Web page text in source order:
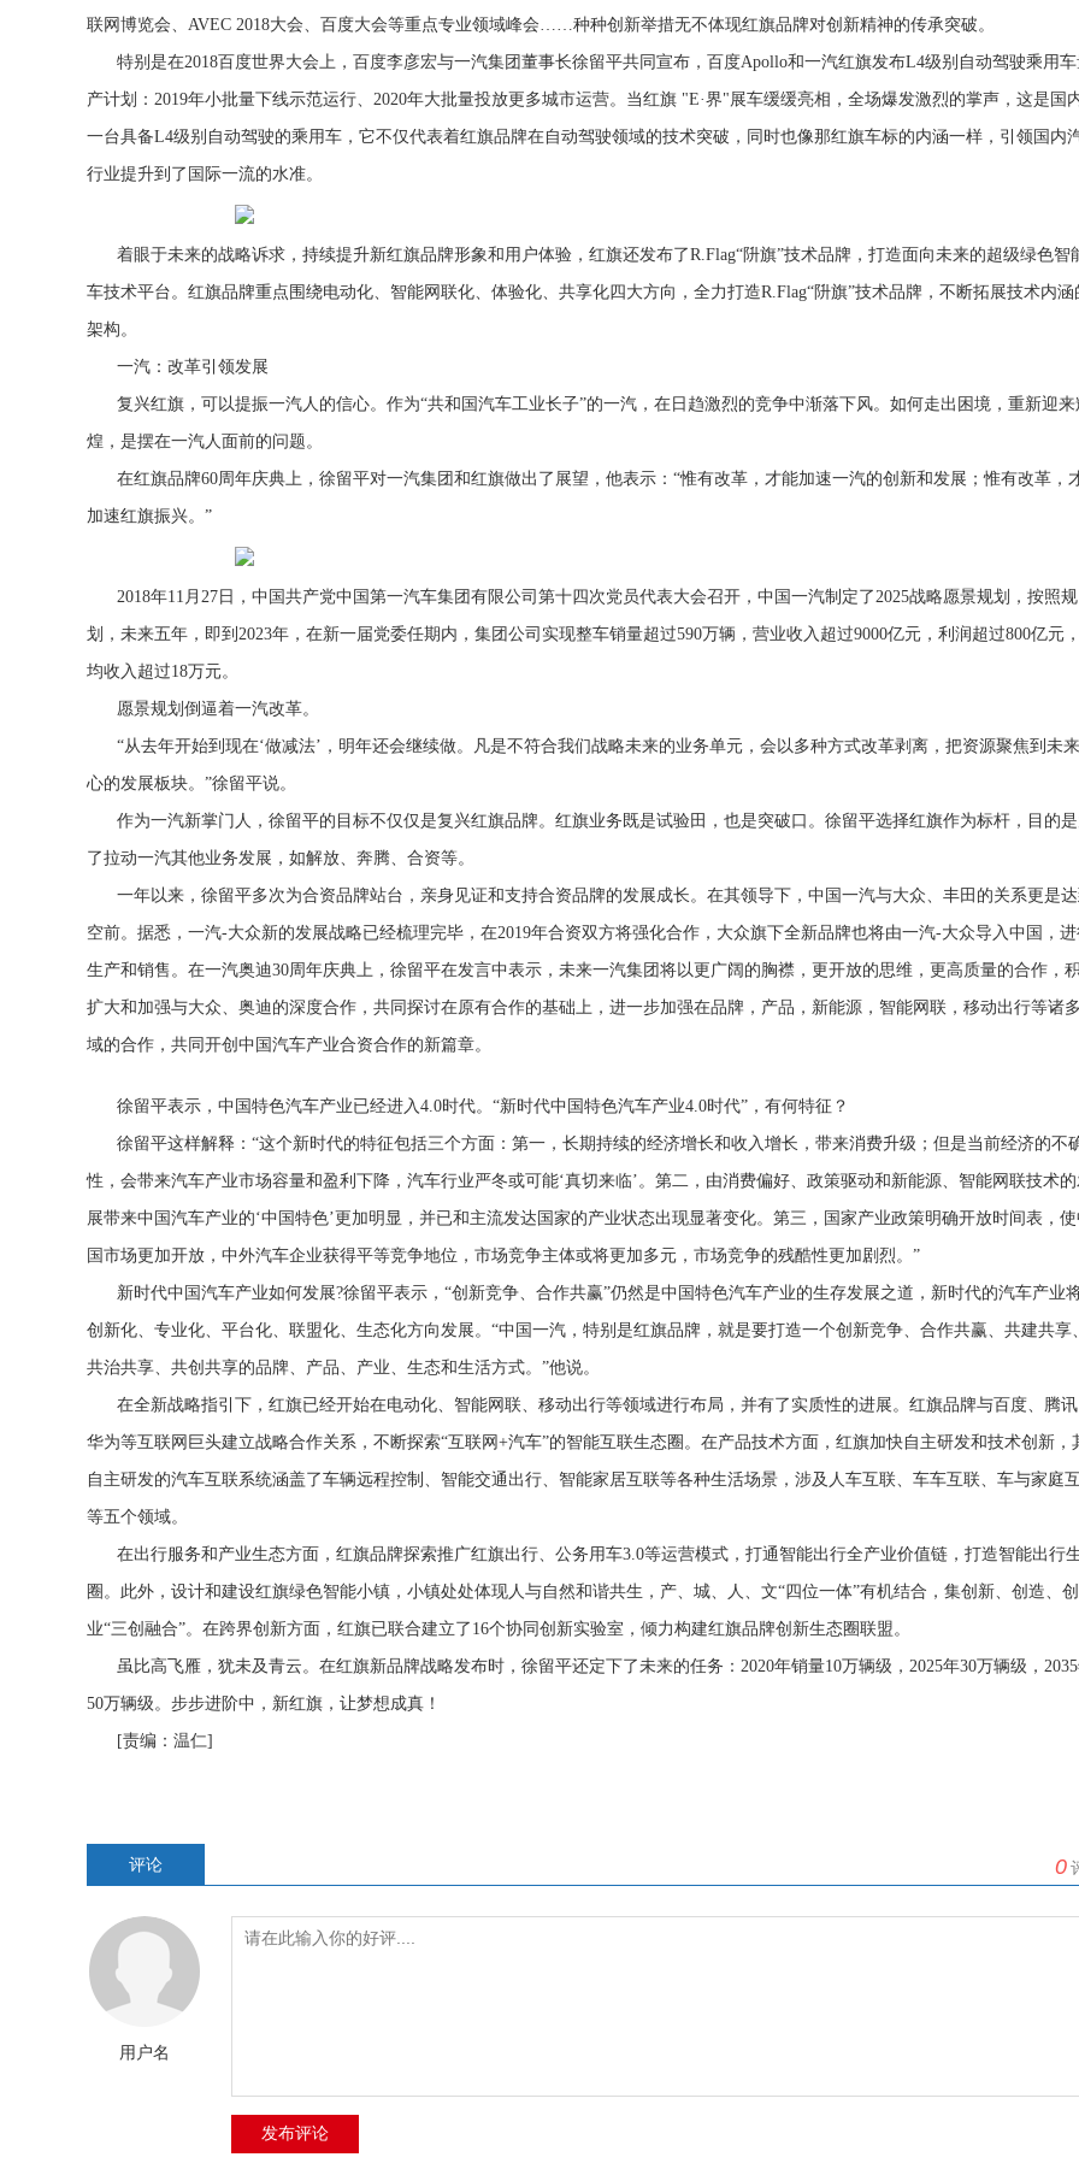
联网博览会、AVEC 2018大会、百度大会等重点专业领域峰会……种种创新举措无不体现红旗品牌对创新精神的传承突破。
特别是在2018百度世界大会上，百度李彦宏与一汽集团董事长徐留平共同宣布，百度Apollo和一汽红旗发布L4级别自动驾驶乘用
产计划：2019年小批量下线示范运行、2020年大批量投放更多城市运营。当红旗 "E·界"展车缓缓亮相，全场爆发激烈的掌声，这是国
一台具备L4级别自动驾驶的乘用车，它不仅代表着红旗品牌在自动驾驶领域的技术突破，同时也像那红旗车标的内涵一样，引领国内
行业提升到了国际一流的水准。
着眼于未来的战略诉求，持续提升新红旗品牌形象和用户体验，红旗还发布了R.Flag“阩旗”技术品牌，打造面向未来的超级绿色智
车技术平台。红旗品牌重点围绕电动化、智能网联化、体验化、共享化四大方向，全力打造R.Flag“阩旗”技术品牌，不断拓展技术内涵
架构。
一汽：改革引领发展
复兴红旗，可以提振一汽人的信心。作为“共和国汽车工业长子”的一汽，在日趋激烈的竞争中渐落下风。如何走出困境，重新迎来
煌，是摆在一汽人面前的问题。
在红旗品牌60周年庆典上，徐留平对一汽集团和红旗做出了展望，他表示：“惟有改革，才能加速一汽的创新和发展；惟有改革，
加速红旗振兴。”
2018年11月27日，中国共产党中国第一汽车集团有限公司第十四次党员代表大会召开，中国一汽制定了2025战略愿景规划，按照规
划，未来五年，即到2023年，在新一届党委任期内，集团公司实现整车销量超过590万辆，营业收入超过9000亿元，利润超过800亿元
均收入超过18万元。
愿景规划倒逼着一汽改革。
“从去年开始到现在‘做减法’，明年还会继续做。凡是不符合我们战略未来的业务单元，会以多种方式改革剥离，把资源聚焦到未
心的发展板块。”徐留平说。
作为一汽新掌门人，徐留平的目标不仅仅是复兴红旗品牌。红旗业务既是试验田，也是突破口。徐留平选择红旗作为标杆，目的
了拉动一汽其他业务发展，如解放、奔腾、合资等。
一年以来，徐留平多次为合资品牌站台，亲身见证和支持合资品牌的发展成长。在其领导下，中国一汽与大众、丰田的关系更是达
空前。据悉，一汽-大众新的发展战略已经梳理完毕，在2019年合资双方将强化合作，大众旗下全新品牌也将由一汽-大众导入中国，
生产和销售。在一汽奥迪30周年庆典上，徐留平在发言中表示，未来一汽集团将以更广阔的胸襟，更开放的思维，更高质量的合作，
扩大和加强与大众、奥迪的深度合作，共同探讨在原有合作的基础上，进一步加强在品牌，产品，新能源，智能网联，移动出行等诸
域的合作，共同开创中国汽车产业合资合作的新篇章。
徐留平表示，中国特色汽车产业已经进入4.0时代。“新时代中国特色汽车产业4.0时代”，有何特征？
徐留平这样解释：“这个新时代的特征包括三个方面：第一，长期持续的经济增长和收入增长，带来消费升级；但是当前经济的不
性，会带来汽车产业市场容量和盈利下降，汽车行业严冬或可能‘真切来临’。第二，由消费偏好、政策驱动和新能源、智能网联技术
展带来中国汽车产业的‘中国特色’更加明显，并已和主流发达国家的产业状态出现显著变化。第三，国家产业政策明确开放时间表，使
国市场更加开放，中外汽车企业获得平等竞争地位，市场竞争主体或将更加多元，市场竞争的残酷性更加剧烈。”
新时代中国汽车产业如何发展?徐留平表示，“创新竞争、合作共赢”仍然是中国特色汽车产业的生存发展之道，新时代的汽车产业
创新化、专业化、平台化、联盟化、生态化方向发展。“中国一汽，特别是红旗品牌，就是要打造一个创新竞争、合作共赢、共建共享、
共治共享、共创共享的品牌、产品、产业、生态和生活方式。”他说。
在全新战略指引下，红旗已经开始在电动化、智能网联、移动出行等领域进行布局，并有了实质性的进展。红旗品牌与百度、腾讯
华为等互联网巨头建立战略合作关系，不断探索“互联网+汽车”的智能互联生态圈。在产品技术方面，红旗加快自主研发和技术创新，
自主研发的汽车互联系统涵盖了车辆远程控制、智能交通出行、智能家居互联等各种生活场景，涉及人车互联、车车互联、车与家庭
等五个领域。
在出行服务和产业生态方面，红旗品牌探索推广红旗出行、公务用车3.0等运营模式，打通智能出行全产业价值链，打造智能出行
圈。此外，设计和建设红旗绿色智能小镇，小镇处处体现人与自然和谐共生，产、城、人、文“四位一体”有机结合，集创新、创造、创
业“三创融合”。在跨界创新方面，红旗已联合建立了16个协同创新实验室，倾力构建红旗品牌创新生态圈联盟。
虽比高飞雁，犹未及青云。在红旗新品牌战略发布时，徐留平还定下了未来的任务：2020年销量10万辆级，2025年30万辆级，
50万辆级。步步进阶中，新红旗，让梦想成真！
[责编：温仁]
评论 0
用户名